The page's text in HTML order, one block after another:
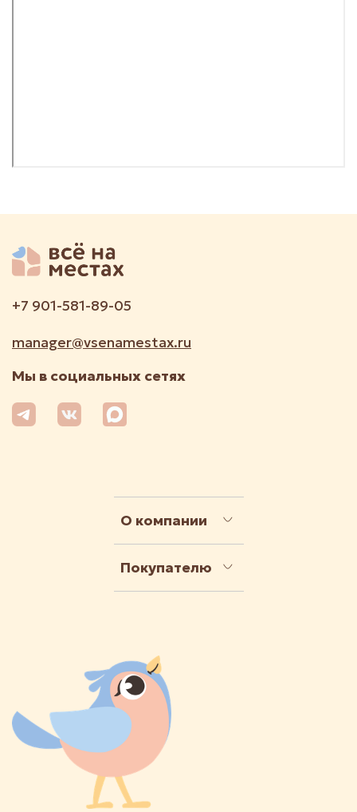
О компании
Покупателю
+7 901-581-89-05
manager@vsenamestax.ru
Мы в социальных сетях